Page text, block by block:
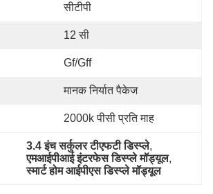
सीटीपी
12 सी
Gf/gff
मानक निर्यात पैकेज
2000k पीसी प्रति माह
3.4 इंच सर्कुलर टीएफटी डिस्प्ले,
एमआईपीआई इंटरफेस डिस्प्ले मॉड्यूल,
स्मार्ट होम आईपीएस डिस्प्ले मॉड्यूल